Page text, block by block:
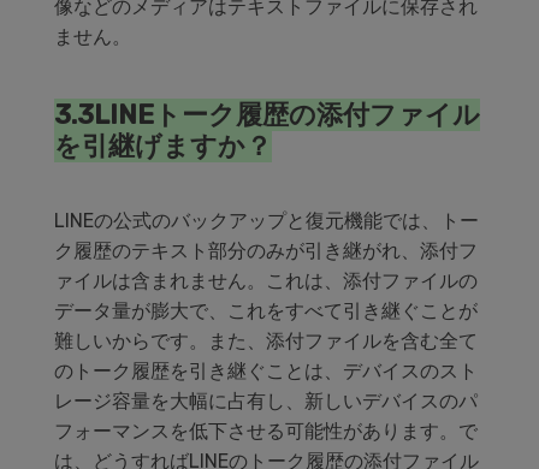
像などのメディアはテキストファイルに保存され
ません。
3.3LINEトーク履歴の添付ファイル
を引継げますか？
LINEの公式のバックアップと復元機能では、トー
ク履歴のテキスト部分のみが引き継がれ、添付フ
ァイルは含まれません。これは、添付ファイルの
データ量が膨大で、これをすべて引き継ぐことが
難しいからです。また、添付ファイルを含む全て
のトーク履歴を引き継ぐことは、デバイスのスト
レージ容量を大幅に占有し、新しいデバイスのパ
フォーマンスを低下させる可能性があります。で
は、どうすればLINEのトーク履歴の添付ファイル